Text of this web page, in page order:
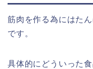
筋肉を作る為にはた
です。
具体的にどういった